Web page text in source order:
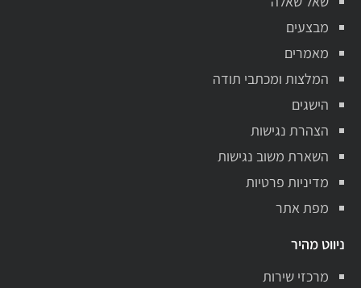
מבצעים
מאמרים
המלצות ומכתבי תודה
הישגים
הצהרת נגישות
השארת משוב נגישות
מדיניות פרטיות
מפת אתר
ניווט מהיר
מרכזי שירות